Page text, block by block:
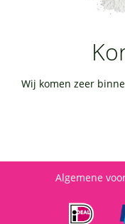
Wij komen zeer
Algemene